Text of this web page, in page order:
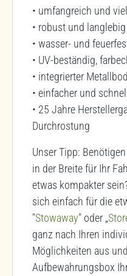
• umfangreich und
• robust und langlebig
• wasser- und
• UV-beständig,
• integrierter
• einfacher und
• 25 Jahre
Durchrostung
Unser Tipp:
in der Breite für Ihr
etwas kompakter
sich einfach für die
"Stowaway" oder „
ganz nach Ihren
Möglichkeiten aus
Aufbewahrungsbox